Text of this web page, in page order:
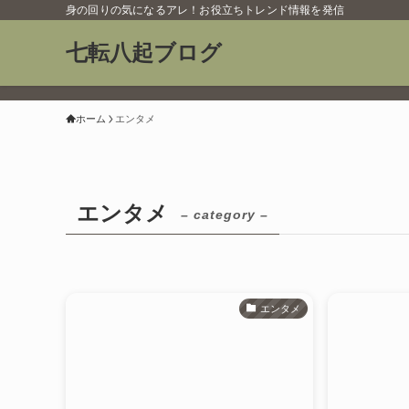
身の回りの気になるアレ！お役立ちトレンド情報を発信
七転八起ブログ
ホーム エンタメ
エンタメ – category –
エンタメ